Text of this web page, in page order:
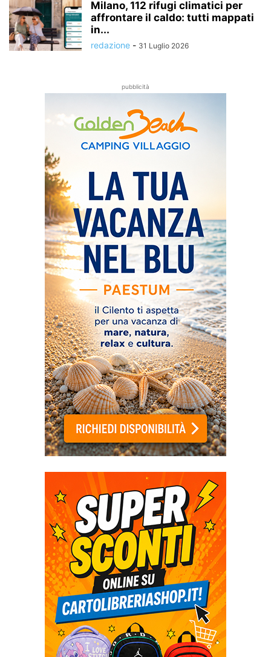
Milano, 112 rifugi climatici per
affrontare il caldo: tutti mappati
in...
redazione - 31 Luglio 2026
pubblicità